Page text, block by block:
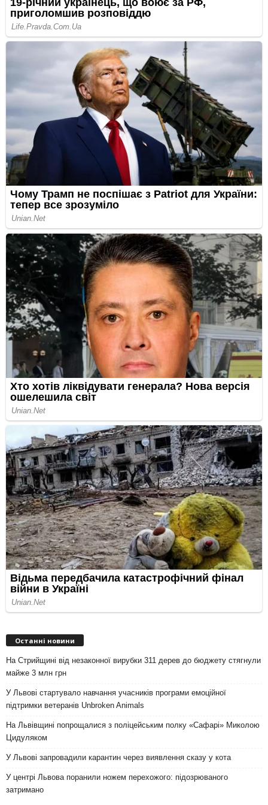
Останні новини
На Стрийщині від незаконної вирубки 311 дерев до бюджету стягнули
майже 3 млн грн
У Львові стартувало навчання учасників програми емоційної
підтримки ветеранів Unbroken Animals
На Львівщині попрощалися з поліцейським полку «Сафарі» Миколою
Цидуляком
У Львові запровадили карантин через виявлення сказу у кота
У центрі Львова поранили ножем перехожого: підозрюваного
затримано